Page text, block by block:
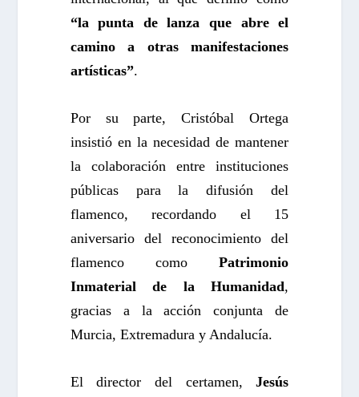
“la punta de lanza que abre el
camino a otras manifestaciones
artísticas”.
Por su parte, Cristóbal Ortega
insistió en la necesidad de mantener
la colaboración entre instituciones
públicas para la difusión del
flamenco, recordando el 15
aniversario del reconocimiento del
flamenco comoPatrimonio
Inmaterial de la Humanidad,
gracias a la acción conjunta de
Murcia, Extremadura y Andalucía.
El director del certamen,Jesús